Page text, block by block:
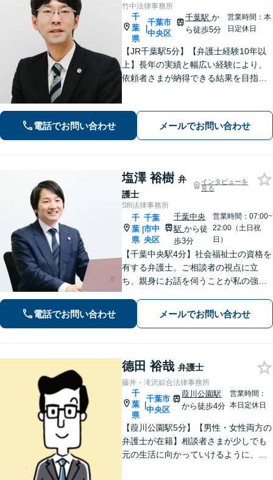
竹中法律事務所
千
葉
県
|
千葉市
中央区
千葉駅 か
ら徒歩5分
営業時間：本
日定休日
【JR千葉駅5分】【弁護士経験10年以
上】長年の実績と幅広い経験により、
依頼者さまが納得できる結果を目指し
い】オーナーの方からの案件を解決し
た実績多数【初回相談無料】
電話でお問い合わせ メールでお問い合わせ
塩澤 裕樹 弁
護士
インタビューを
見る
Sfil法律事務所
千
葉
県
|
千葉
市中
央区
千葉中央
駅から徒
歩3分
営業時間：07:00~
22:00（土日祝
日）
【千葉中央駅4分】社会福祉士の資格を
有する弁護士。ご相談者の視点に立
ち、親身にお話を伺うことが私の強み
だろうか」と迷われている方でも、ま
ずはお気軽にご相談ください【休日・
電話でお問い合わせ メールでお問い合わせ
德田 裕哉 弁護士
藤井・滝沢綜合法律事務所
千
葉
県
|
千葉市
中央区
葭川公園駅
から徒歩4分
営業時間：
本日定休日
【葭川公園駅5分】【男性・女性両方の
弁護士が在籍】相談者さまが少しでも
元の生活に向かっていけるように、最